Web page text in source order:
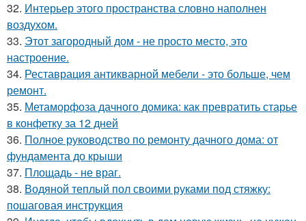
32. Интерьер этого пространства словно наполнен
воздухом.
33. Этот загородный дом - не просто место, это
настроение.
34. Реставрация антикварной мебели - это больше, чем
ремонт.
35. Метаморфоза дачного домика: как превратить старье
в конфетку за 12 дней
36. Полное руководство по ремонту дачного дома: от
фундамента до крыши
37. Площадь - не враг.
38. Водяной теплый пол своими руками под стяжку:
пошаговая инструкция